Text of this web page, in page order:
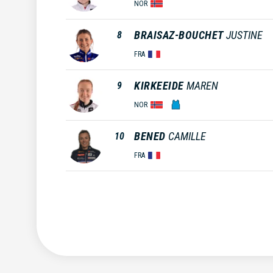
NOR
8 BRAISAZ-BOUCHET JUSTINE
FRA
9 KIRKEEIDE MAREN
NOR
10 BENED CAMILLE
FRA